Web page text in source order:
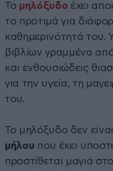
Το μηλόξυδο έχει
το προτιμά για
καθημερινότητά του.
βιβλίων γραμμένα
και ενθουσιώδεις
για την υγεία, τη
του.
Το μηλόξυδο δεν
μήλου που έχει
προστίθεται μαγιά